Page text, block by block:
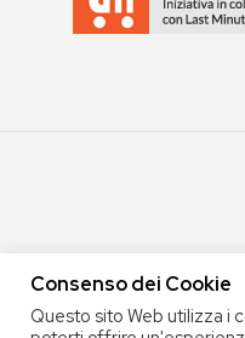
COPYRIGHT 2020 COOP.
Consenso dei Cookie
Questo sito Web utilizza i